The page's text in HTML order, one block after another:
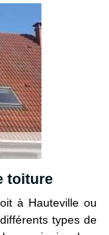
toiture
à Hauteville ou
types de